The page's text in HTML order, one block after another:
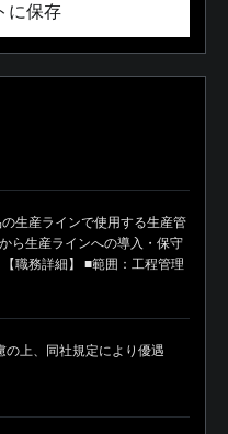
に保存
の生産ラインで使用する生産管
ら生産ラインへの導入・保守
職務詳細】 ■範囲：工程管理
上、同社規定により優遇